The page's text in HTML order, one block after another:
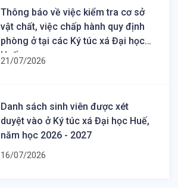
Thông báo về việc kiểm tra cơ sở
vật chất, việc chấp hành quy định
phòng ở tại các Ký túc xá Đại học
Huế
21/07/2026
Danh sách sinh viên được xét
duyệt vào ở Ký túc xá Đại học Huế,
năm học 2026 - 2027
16/07/2026